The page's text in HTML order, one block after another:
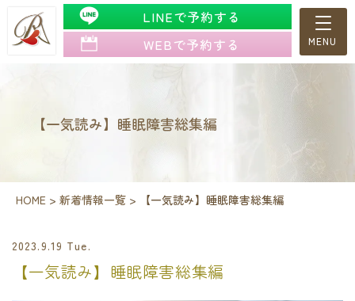
LINEで予約する
WEBで予約する
【一気読み】睡眠障害総集編
HOME > 新着情報一覧 > 【一気読み】睡眠障害総集編
2023.9.19 Tue.
【一気読み】睡眠障害総集編